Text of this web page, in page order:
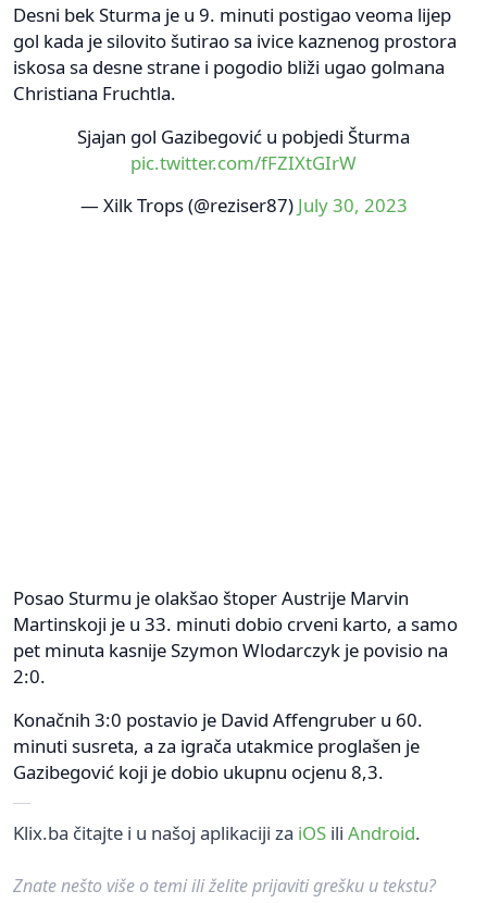
Desni bek Sturma je u 9. minuti postigao veoma lijep
gol kada je silovito šutirao sa ivice kaznenog prostora
iskosa sa desne strane i pogodio bliži ugao golmana
Christiana Fruchtla.
Sjajan gol Gazibegović u pobjedi Šturma
pic.twitter.com/fFZIXtGIrW
— Xilk Trops (@reziser87) July 30, 2023
Posao Sturmu je olakšao štoper Austrije Marvin
Martinskoji je u 33. minuti dobio crveni karto, a samo
pet minuta kasnije Szymon Wlodarczyk je povisio na
2:0.
Konačnih 3:0 postavio je David Affengruber u 60.
minuti susreta, a za igrača utakmice proglašen je
Gazibegović koji je dobio ukupnu ocjenu 8,3.
Klix.ba čitajte i u našoj aplikaciji za iOS ili Android.
Znate nešto više o temi ili želite prijaviti grešku u tekstu?